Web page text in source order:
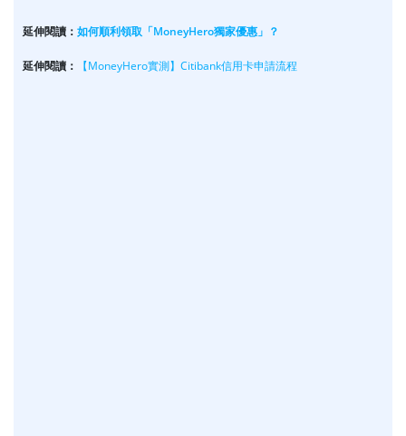
延伸閱讀： 如何順利領取「MoneyHero獨家優惠」？
延伸閱讀： 【MoneyHero實測】Citibank信用卡申請流程